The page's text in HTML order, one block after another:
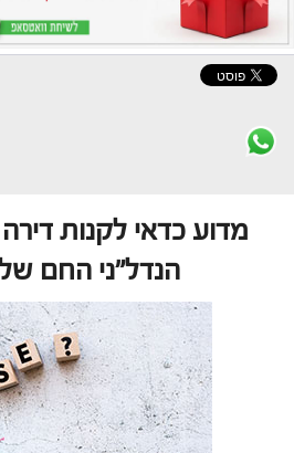
מדוע כדאי לקנות
הנדל"ני החם